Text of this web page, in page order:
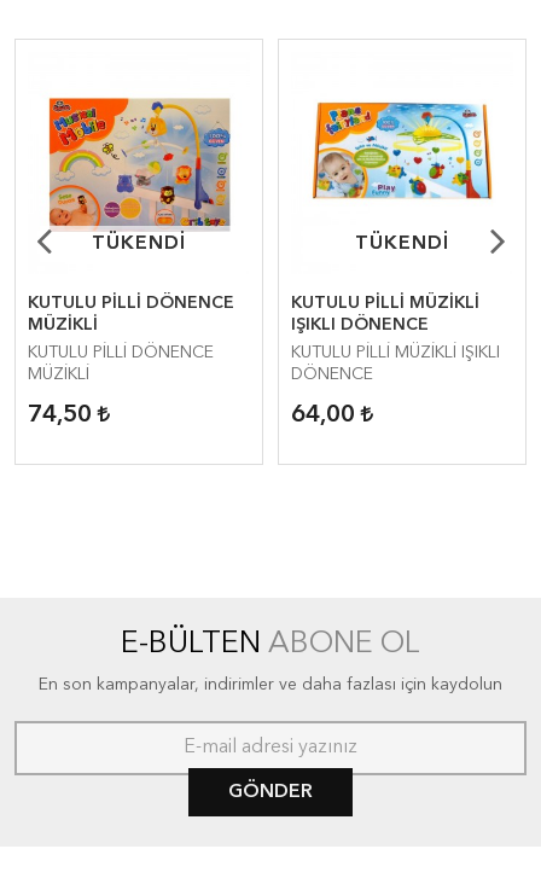
TÜKENDİ
TÜKENDİ
KUTULU PİLLİ DÖNENCE
MÜZİKLİ
KUTULU PİLLİ DÖNENCE
MÜZİKLİ
74,50
TÜKENDİ
TÜKENDİ
KUTULU PİLLİ MÜZİKLİ
IŞIKLI DÖNENCE
KUTULU PİLLİ MÜZİKLİ IŞIKLI
DÖNENCE
64,00
E-BÜLTEN ABONE OL
En son kampanyalar, indirimler ve daha fazlası için kaydolun
GÖNDER